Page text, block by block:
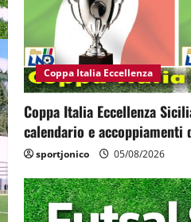
Coppa Italia Eccellenza
Coppa Italia Eccellenza
calendario e accoppiamenti
sportjonico 05/08/2026